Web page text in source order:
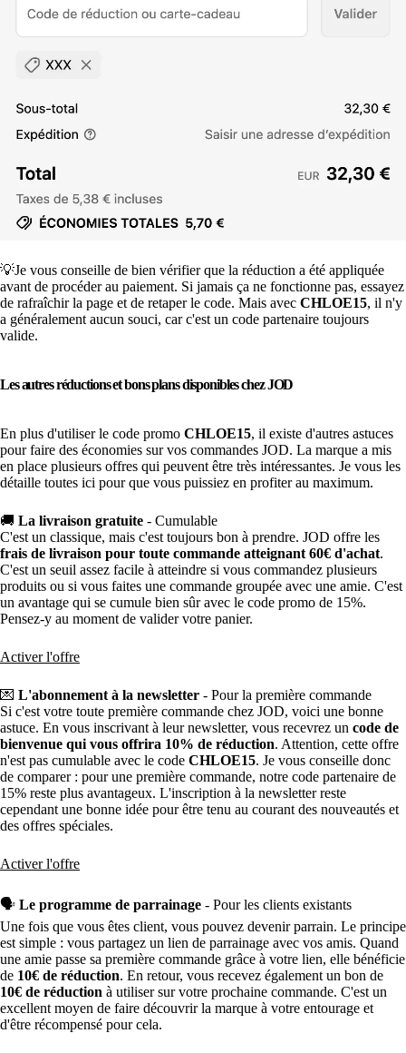
💡Je vous conseille de bien vérifier que la réduction a été appliquée
avant de procéder au paiement. Si jamais ça ne fonctionne pas, essayez
de rafraîchir la page et de retaper le code. Mais avec CHLOE15, il n'y
a généralement aucun souci, car c'est un code partenaire toujours
valide.
Les autres réductions et bons plans disponibles chez JOD
En plus d'utiliser le code promo CHLOE15, il existe d'autres astuces
pour faire des économies sur vos commandes JOD. La marque a mis
en place plusieurs offres qui peuvent être très intéressantes. Je vous les
détaille toutes ici pour que vous puissiez en profiter au maximum.
🚚 La livraison gratuite - Cumulable
C'est un classique, mais c'est toujours bon à prendre. JOD offre les
frais de livraison pour toute commande atteignant 60€ d'achat.
C'est un seuil assez facile à atteindre si vous commandez plusieurs
produits ou si vous faites une commande groupée avec une amie. C'est
un avantage qui se cumule bien sûr avec le code promo de 15%.
Pensez-y au moment de valider votre panier.
Activer l'offre
💌 L'abonnement à la newsletter - Pour la première commande
Si c'est votre toute première commande chez JOD, voici une bonne
astuce. En vous inscrivant à leur newsletter, vous recevrez un code de
bienvenue qui vous offrira 10% de réduction. Attention, cette offre
n'est pas cumulable avec le code CHLOE15. Je vous conseille donc
de comparer : pour une première commande, notre code partenaire de
15% reste plus avantageux. L'inscription à la newsletter reste
cependant une bonne idée pour être tenu au courant des nouveautés et
des offres spéciales.
Activer l'offre
🗣️ Le programme de parrainage - Pour les clients existants
Une fois que vous êtes client, vous pouvez devenir parrain. Le principe
est simple : vous partagez un lien de parrainage avec vos amis. Quand
une amie passe sa première commande grâce à votre lien, elle bénéficie
de 10€ de réduction. En retour, vous recevez également un bon de
10€ de réduction à utiliser sur votre prochaine commande. C'est un
excellent moyen de faire découvrir la marque à votre entourage et
d'être récompensé pour cela.